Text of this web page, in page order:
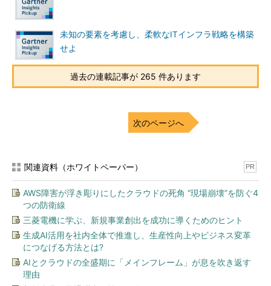
未知の要素を考慮し、柔軟なITインフラ戦略を構築
せよ
過去の連載記事が 265 件あります
次のページへ
関連資料（ホワイトペーパー） PR
AWS障害が浮き彫りにしたクラウドの死角 “現場崩壊”を防ぐ4
つの防衛線
三菱電機に学ぶ、新規事業創出を成功に導くためのヒント
生成AI活用を社内全体で推進し、生産性向上やビジネス変革
につなげる方法とは?
AIとクラウドの全盛期に「メインフレーム」が息を吹き返す
理由